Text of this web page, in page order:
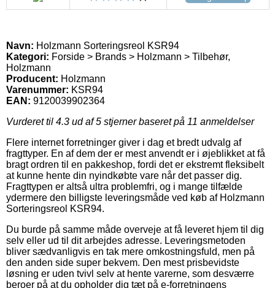
Navn: Holzmann Sorteringsreol KSR94
Kategori: Forside > Brands > Holzmann > Tilbehør,
Holzmann
Producent: Holzmann
Varenummer: KSR94
EAN: 9120039902364
Vurderet til 4.3 ud af 5 stjerner baseret på 11 anmeldelser
Flere internet forretninger giver i dag et bredt udvalg af
fragttyper. En af dem der er mest anvendt er i øjeblikket at få
bragt ordren til en pakkeshop, fordi det er ekstremt fleksibelt
at kunne hente din nyindkøbte vare når det passer dig.
Fragttypen er altså ultra problemfri, og i mange tilfælde
ydermere den billigste leveringsmåde ved køb af Holzmann
Sorteringsreol KSR94.
Du burde på samme måde overveje at få leveret hjem til dig
selv eller ud til dit arbejdes adresse. Leveringsmetoden
bliver sædvanligvis en tak mere omkostningsfuld, men på
den anden side super bekvem. Den mest prisbevidste
løsning er uden tvivl selv at hente varerne, som desværre
beroer på at du opholder dig tæt på e-forretningens